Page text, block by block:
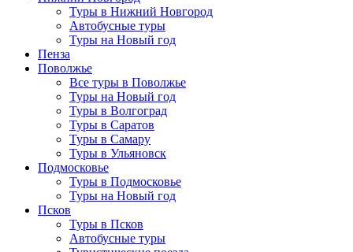
Туры в Нижний Новгород
Автобусные туры
Туры на Новый год
Пенза
Поволжье
Все туры в Поволжье
Туры на Новый год
Туры в Волгоград
Туры в Саратов
Туры в Самару
Туры в Ульяновск
Подмосковье
Туры в Подмосковье
Туры на Новый год
Псков
Туры в Псков
Автобусные туры